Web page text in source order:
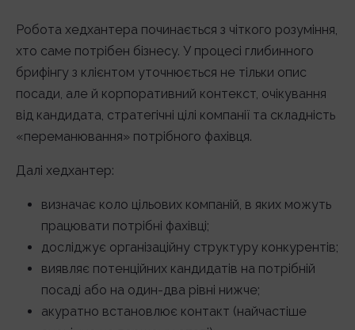
Робота хедхантера починається з чіткого розуміння,
хто саме потрібен бізнесу. У процесі глибинного
брифінгу з клієнтом уточнюється не тільки опис
посади, але й корпоративний контекст, очікування
від кандидата, стратегічні цілі компанії та складність
«переманювання» потрібного фахівця.
Далі хедхантер:
визначає коло цільових компаній, в яких можуть
працювати потрібні фахівці;
досліджує організаційну структуру конкурентів;
виявляє потенційних кандидатів на потрібній
посаді або на один-два рівні нижче;
акуратно встановлює контакт (найчастіше